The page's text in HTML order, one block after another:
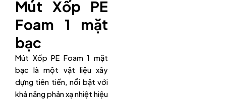
Mút Xốp PE
Foam 1 mặt
bạc
Mút Xốp PE Foam 1 mặt
bạc là một vật liệu xây
dựng tiên tiến, nổi bật với
khả năng phản xạ nhiệt hiệu